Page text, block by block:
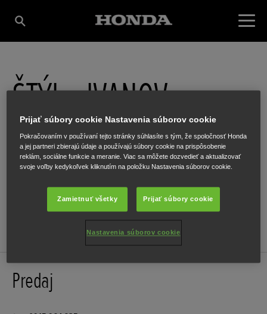
ŠTÝL - IVANOV
Herlianska 1101/84,VRANOV nad TOPĽOU,Vranov,093 01
GET DIRECTIONS
Predaj
Prijať súbory cookie Nastavenia súborov cookie
Pokračovaním v používaní tejto stránky súhlasíte s tým, že spoločnosť Honda
a jej partneri zbierajú údaje a používajú súbory cookie na prispôsobenie
reklám, sociálne funkcie a meranie. Viac sa môžete dozvedieť a aktualizovať
svoje voľby kedykoľvek kliknutím na položku Nastavenia súborov cookie.
Zamietnuť všetky Prijať súbory cookie
Nastavenia súborov cookie